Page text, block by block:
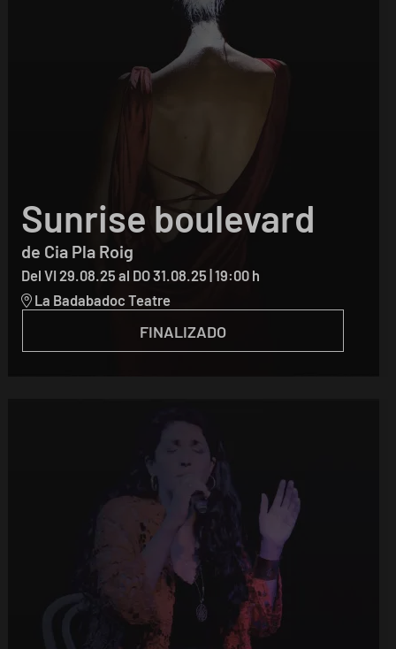
FINALIZADO
Sunrise boulevard
de Cia Pla Roig
Del VI 29.08.25al DO 31.08.25|19:00 h
La Badabadoc Teatre